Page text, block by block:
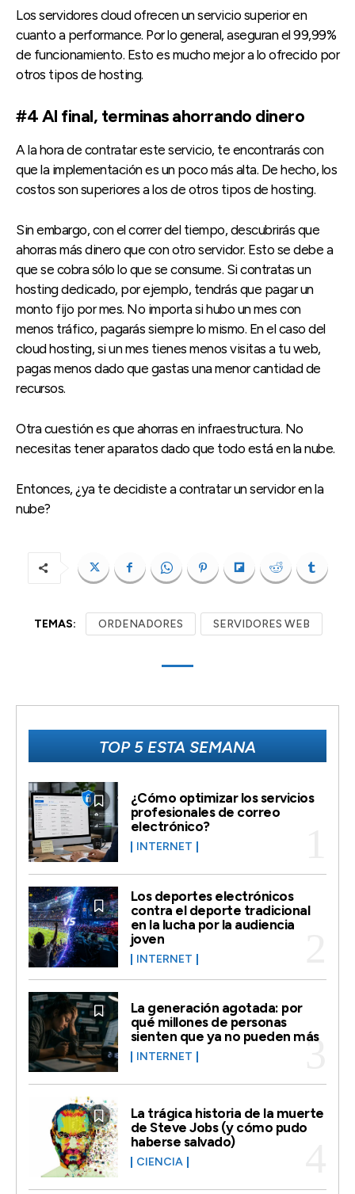
Los servidores cloud ofrecen un servicio superior en
cuanto a performance. Por lo general, aseguran el 99,99%
de funcionamiento. Esto es mucho mejor a lo ofrecido por
otros tipos de hosting.
#4 Al final, terminas ahorrando dinero
A la hora de contratar este servicio, te encontrarás con
que la implementación es un poco más alta. De hecho, los
costos son superiores a los de otros tipos de hosting.
Sin embargo, con el correr del tiempo, descubrirás que
ahorras más dinero que con otro servidor. Esto se debe a
que se cobra sólo lo que se consume. Si contratas un
hosting dedicado, por ejemplo, tendrás que pagar un
monto fijo por mes. No importa si hubo un mes con
menos tráfico, pagarás siempre lo mismo. En el caso del
cloud hosting, si un mes tienes menos visitas a tu web,
pagas menos dado que gastas una menor cantidad de
recursos.
Otra cuestión es que ahorras en infraestructura. No
necesitas tener aparatos dado que todo está en la nube.
Entonces, ¿ya te decidiste a contratar un servidor en la
nube?
TEMAS: ORDENADORES SERVIDORES WEB
TOP 5 ESTA SEMANA
¿Cómo optimizar los servicios
profesionales de correo
electrónico?
INTERNET
Los deportes electrónicos
contra el deporte tradicional
en la lucha por la audiencia
joven
INTERNET
La generación agotada: por
qué millones de personas
sienten que ya no pueden más
INTERNET
La trágica historia de la muerte
de Steve Jobs (y cómo pudo
haberse salvado)
CIENCIA